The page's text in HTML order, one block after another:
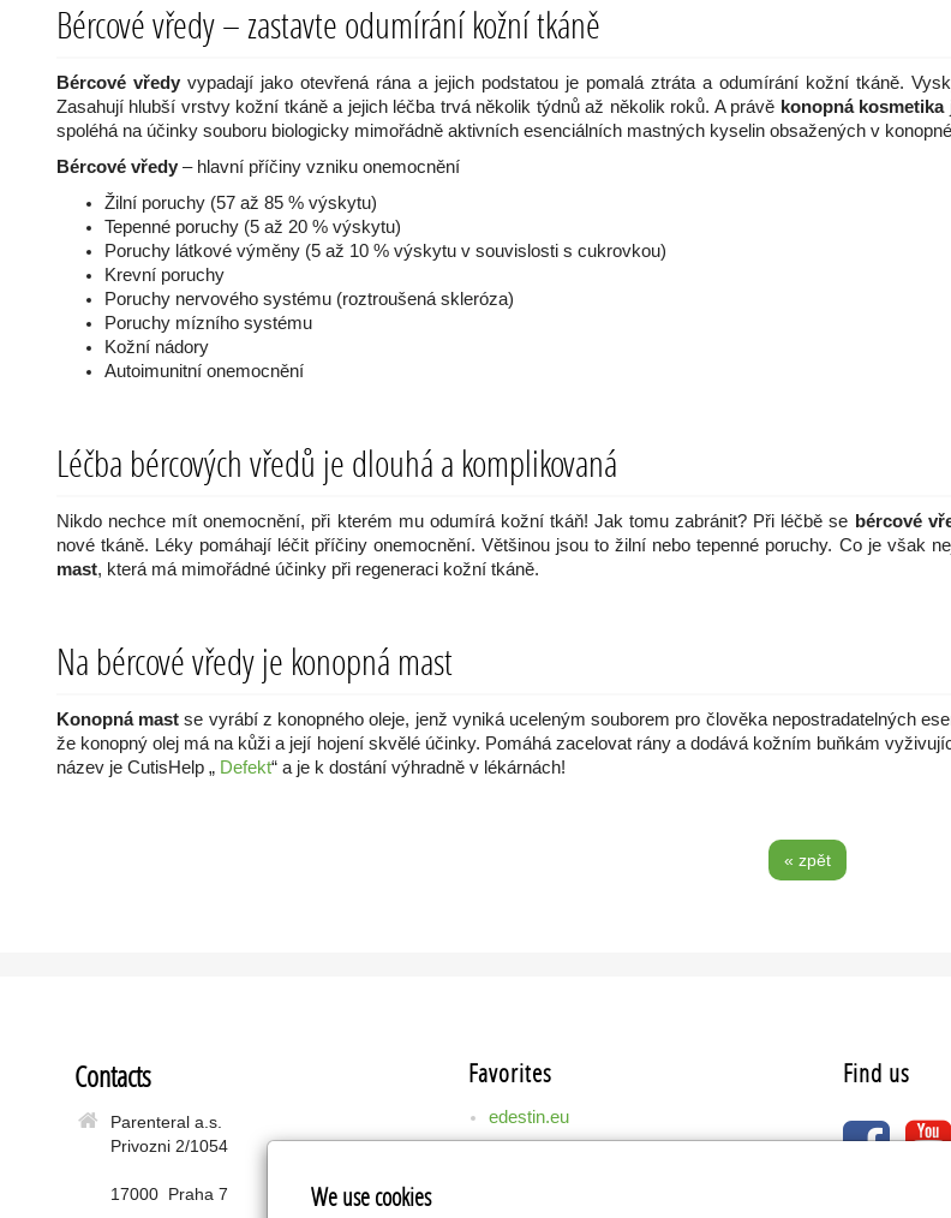
Bércové vředy – zastavte odumírání kožní tkáně
Bércové vředy vypadají jako otevřená rána a jejich podstatou je pomalá ztráta a odumírání kožní tkáně.
Zasahují hlubší vrstvy kožní tkáně a jejich léčba trvá několik týdnů až několik roků. A právě konopná kosmetika
spoléhá na účinky souboru biologicky mimořádně aktivních esenciálních mastných kyselin obsažených v
Bércové vředy – hlavní příčiny vzniku onemocnění
Žilní poruchy (57 až 85 % výskytu)
Tepenné poruchy (5 až 20 % výskytu)
Poruchy látkové výměny (5 až 10 % výskytu v souvislosti s cukrovkou)
Krevní poruchy
Poruchy nervového systému (roztroušená skleróza)
Poruchy mízního systému
Kožní nádory
Autoimunitní onemocnění
Léčba bércových vředů je dlouhá a komplikovaná
Nikdo nechce mít onemocnění, při kterém mu odumírá kožní tkáň! Jak tomu zabránit? Při léčbě se bércové
nové tkáně. Léky pomáhají léčit příčiny onemocnění. Většinou jsou to žilní nebo tepenné poruchy. Co je však
mast, která má mimořádné účinky při regeneraci kožní tkáně.
Na bércové vředy je konopná mast
Konopná mast se vyrábí z konopného oleje, jenž vyniká uceleným souborem pro člověka nepostradatelných
že konopný olej má na kůži a její hojení skvělé účinky. Pomáhá zacelovat rány a dodává kožním buňkám
název je CutisHelp „ Defekt“ a je k dostání výhradně v lékárnách!
« zpět
Contacts
Parenteral a.s.
Privozni 2/1054
17000 Praha 7
Favorites
edestin.eu
Find us
We use cookies